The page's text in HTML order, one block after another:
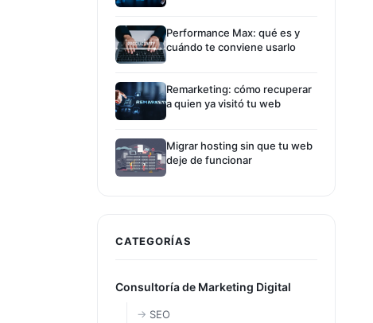
Performance Max: qué es y
cuándo te conviene usarlo
Remarketing: cómo recuperar
a quien ya visitó tu web
Migrar hosting sin que tu web
deje de funcionar
CATEGORÍAS
Consultoría de Marketing Digital
SEO